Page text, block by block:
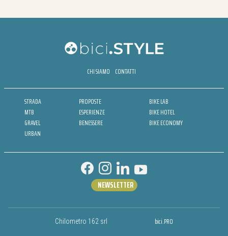
CHI SIAMO CONTATTI
STRADA
MTB
GRAVEL
URBAN
PROPOSTE
ESPERIENZE
BENESSERE
BIKE LAB
BIKE HOTEL
BIKE ECONOMY
Chilometro 162 srl bici.PRO
NEWSLETTER